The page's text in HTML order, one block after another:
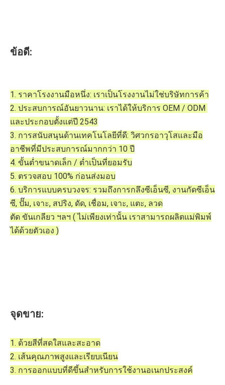
ข้อดี:
1. ราคาโรงงานมือหนึ่ง: เราเป็นโรงงานไม่ใช่บริษัทการค้า
2. ประสบการณ์อันยาวนาน: เราได้ให้บริการ OEM / ODM
และประกอบตั้งแต่ปี 2543
3. การสนับสนุนด้านเทคโนโลยีที่ดี: วิศวกรอาวุโสและมือ
อาชีพที่มีประสบการณ์มากกว่า 10 ปี
4. ขั้นต่ำขนาดเล็ก / ต่ำเป็นที่ยอมรับ
5. ตรวจสอบ 100% ก่อนส่งมอบ
6. บริการแบบครบวงจร: รวมถึงการกลึงซีเอ็นซี, งานกัดซีเอ็น
ซี, ปั๊ม, เจาะ, สปริง, ดัด, เชื่อม, เจาะ, แตะ, ลวด
ตัด ขันเกลียว ฯลฯ ( ไม่เพียงเท่านั้น เราสามารถผลิตแม่พิมพ์
ได้ด้วยตัวเอง )
จุดขาย:
1. ด้วยสีที่สดใสและสะอาด
2. เส้นคุณภาพสูงและเรียบเนียน
3. การออกแบบที่ดีขึ้นสำหรับการใช้งานอเนกประสงค์